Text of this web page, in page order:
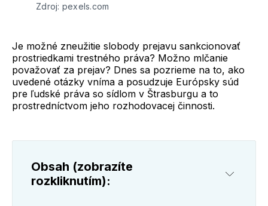
Zdroj: pexels.com
Je možné zneužitie slobody prejavu sankcionovať
prostriedkami trestného práva? Možno mlčanie
považovať za prejav? Dnes sa pozrieme na to, ako
uvedené otázky vníma a posudzuje Európsky súd
pre ľudské práva so sídlom v Štrasburgu a to
prostredníctvom jeho rozhodovacej činnosti.
Obsah (zobrazíte
rozkliknutím):